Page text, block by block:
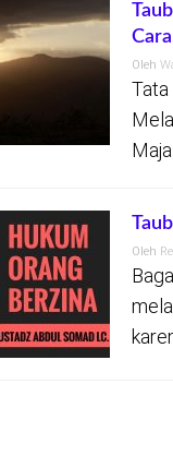
Oleh
Tata
Oleh